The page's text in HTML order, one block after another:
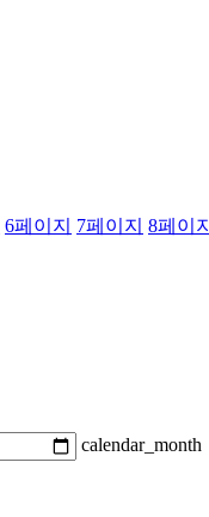
6페이지 7페이지 8페이지
calendar_month